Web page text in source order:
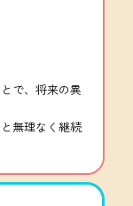
で、将来の異
無理なく継続